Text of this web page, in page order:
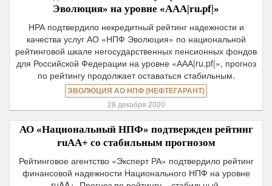
Эволюция» на уровне «ААА|ru.pf|»
НРА подтвердило некредитный рейтинг надежности и
качества услуг АО «НПФ Эволюция» по национальной
рейтинговой шкале негосударственных пенсионных фондов
для Российской Федерации на уровне «ААА|ru.pf|», прогноз
по рейтингу продолжает оставаться стабильным.
ЭВОЛЮЦИЯ АО НПФ (НЕФТЕГАРАНТ)
28 декабря 2020
АО «Национальный НПФ» подтвержден рейтинг
ruAA+ со стабильным прогнозом
Рейтинговое агентство «Эксперт РА» подтвердило рейтинг
финансовой надежности Национального НПФ на уровне